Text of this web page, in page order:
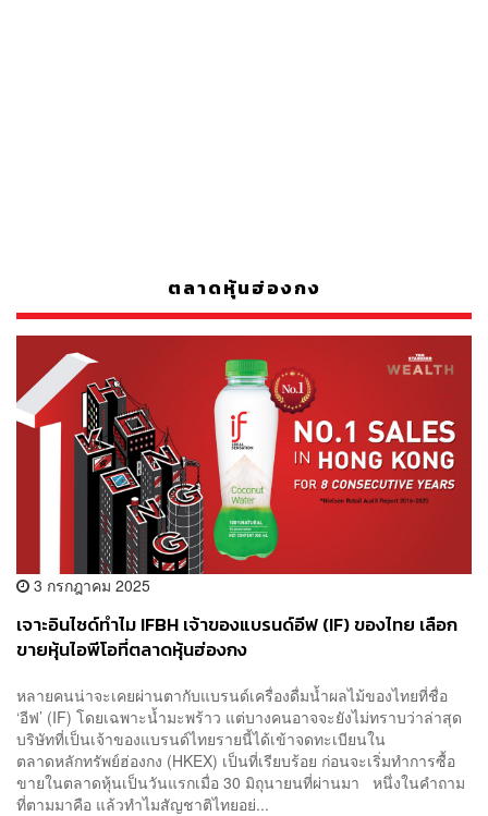
ตลาดหุ้นฮ่องกง
3 กรกฎาคม 2025
เจาะอินไซด์ทำไม IFBH เจ้าของแบรนด์อีฟ (IF) ของไทย เลือก
ขายหุ้นไอพีโอที่ตลาดหุ้นฮ่องกง
หลายคนน่าจะเคยผ่านตากับแบรนด์เครื่องดื่มน้ำผลไม้ของไทยที่ชื่อ
‘อีฟ’ (IF) โดยเฉพาะน้ำมะพร้าว แต่บางคนอาจจะยังไม่ทราบว่าล่าสุด
บริษัทที่เป็นเจ้าของแบรนด์ไทยรายนี้ได้เข้าจดทะเบียนใน
ตลาดหลักทรัพย์ฮ่องกง (HKEX) เป็นที่เรียบร้อย ก่อนจะเริ่มทำการซื้อ
ขายในตลาดหุ้นเป็นวันแรกเมื่อ 30 มิถุนายนที่ผ่านมา หนึ่งในคำถาม
ที่ตามมาคือ แล้วทำไมสัญชาติไทยอย่...